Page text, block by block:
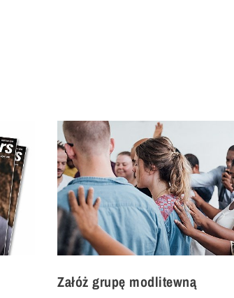
Załóż grupę modlitewną